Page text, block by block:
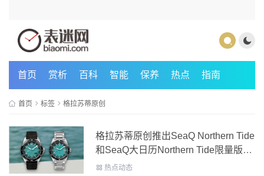
首页 赏析 百科 智能 保养 热点 指南
首页 标签 格拉苏蒂原创
格拉苏蒂原创推出SeaQ Northern Tide
和SeaQ大日历Northern Tide限量版腕
表 热点动态